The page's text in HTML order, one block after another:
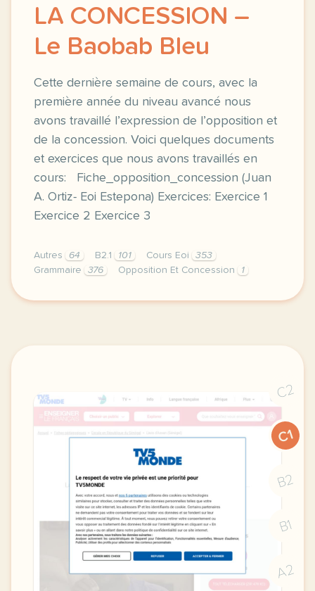
LA CONCESSION –
Le Baobab Bleu
Cette dernière semaine de cours, avec la
première année du niveau avancé nous
avons travaillé l’expression de l’opposition et
de la concession. Voici quelques documents
et exercices que nous avons travaillés en
cours: Fiche_opposition_concession (Juan
A. Ortiz- Eoi Estepona) Exercices: Exercice 1
Exercice 2 Exercice 3
Autres 64 B2.1 101 Cours Eoi
353
Grammaire
376 Opposition Et Concession 1
cette derniere semaine de cours avec la
C2
C1
B2
B1
A2